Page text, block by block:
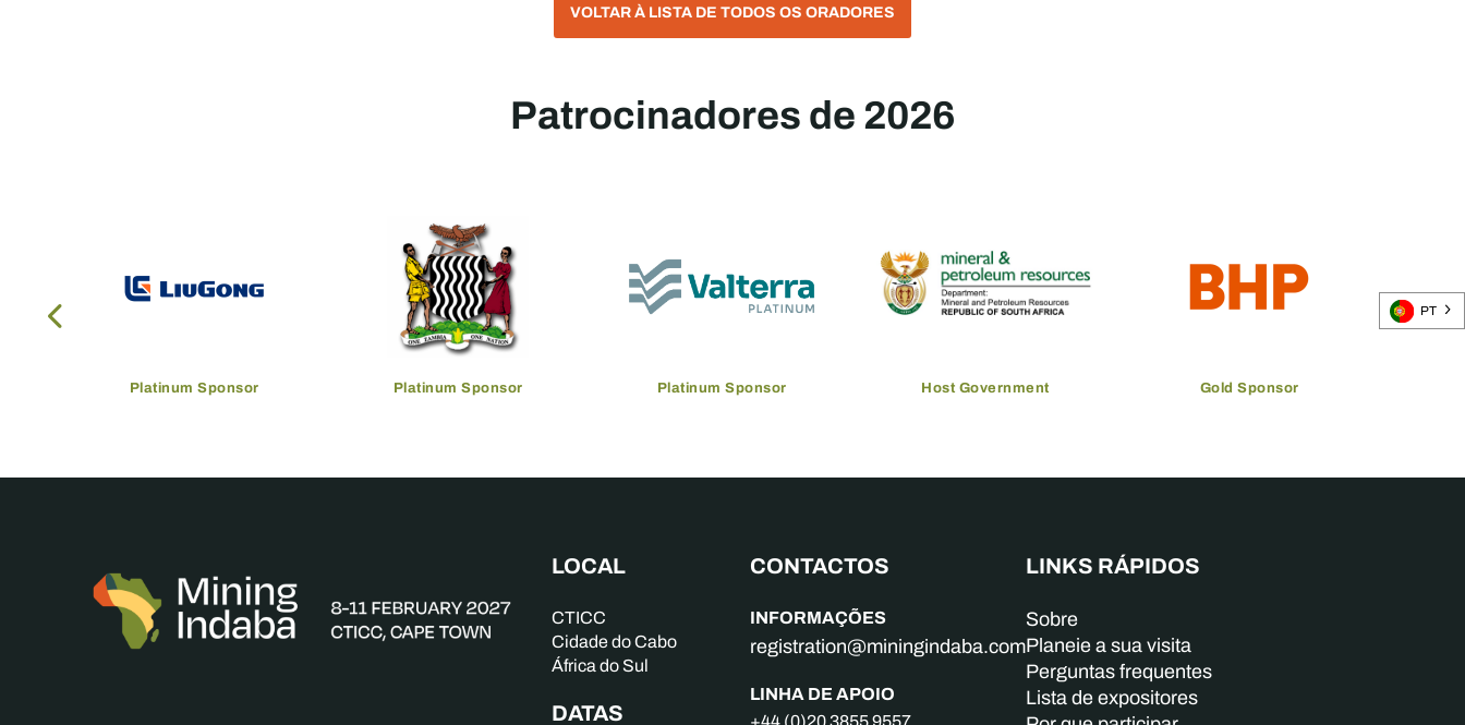
VOLTAR À LISTA DE TODOS OS ORADORES
Patrocinadores de 2026
Platinum Sponsor Platinum Sponsor Platinum Sponsor Host Government Gold Sponsor
LOCAL
CTICC
Cidade do Cabo
África do Sul
DATAS
CONTACTOS
INFORMAÇÕES
registration@miningindaba.com
LINHA DE APOIO
LINKS RÁPIDOS
Sobre
Planeie a sua visita
Perguntas frequentes
Lista de expositores
PT